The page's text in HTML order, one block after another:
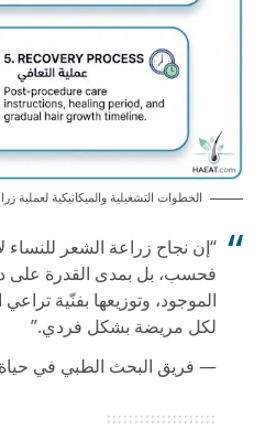
الخطوات التشغيلية والميكانيكية لعملية
“إن نجاح زراعة الشعر للنساء
فحسب، بل بمدى القدرة على
الموجود، وتوزيعها بفنّية
لكل مريضة بشكل فردي.”
— فريق البحث الطبي في حياة